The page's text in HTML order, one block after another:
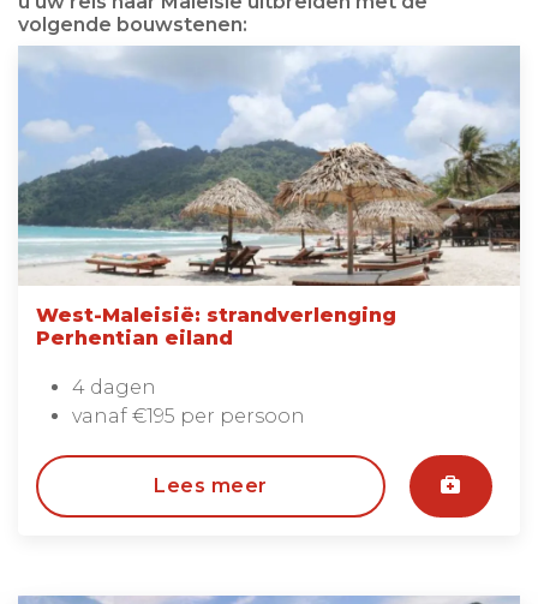
volgende bouwstenen:
West-Maleisië: strandverlenging
Perhentian eiland
4 dagen
vanaf €195 per persoon
Lees meer